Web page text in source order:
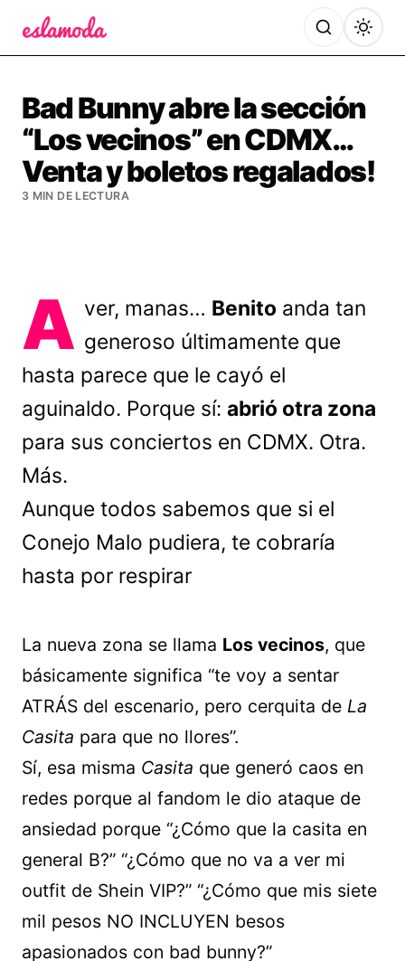
Bad Bunny abre la sección
“Los vecinos” en CDMX…
Venta y boletos regalados!
3 MIN DE LECTURA
A ver, manas… Benito anda tan
generoso últimamente que
hasta parece que le cayó el
aguinaldo. Porque sí: abrió otra zona
para sus conciertos en CDMX. Otra.
Más.
Aunque todos sabemos que si el
Conejo Malo pudiera, te cobraría
hasta por respirar
La nueva zona se llama Los vecinos, que
básicamente significa “te voy a sentar
ATRÁS del escenario, pero cerquita de La
Casita para que no llores”.
Sí, esa misma Casita que generó caos en
redes porque al fandom le dio ataque de
ansiedad porque “¿Cómo que la casita en
general B?” “¿Cómo que no va a ver mi
outfit de Shein VIP?” “¿Cómo que mis siete
mil pesos NO INCLUYEN besos
apasionados con bad bunny?”